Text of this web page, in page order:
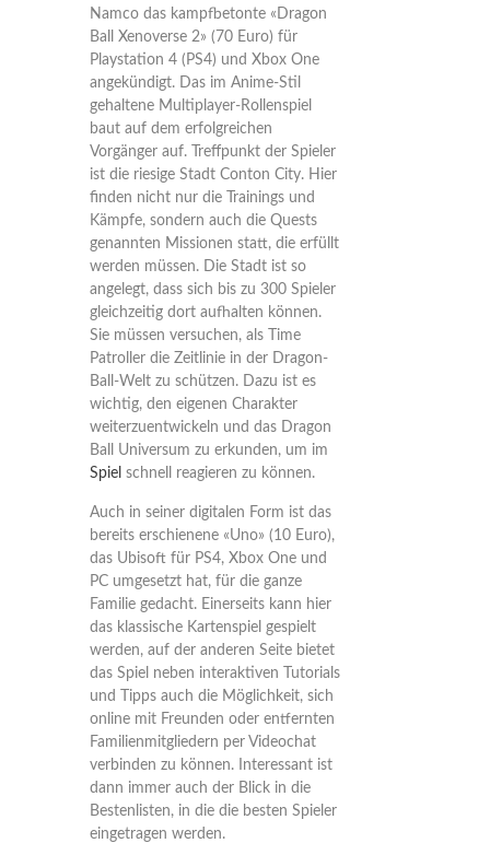
Namco das kampfbetonte «Dragon
Ball Xenoverse 2» (70 Euro) für
Playstation 4 (PS4) und Xbox One
angekündigt. Das im Anime-Stil
gehaltene Multiplayer-Rollenspiel
baut auf dem erfolgreichen
Vorgänger auf. Treffpunkt der Spieler
ist die riesige Stadt Conton City. Hier
finden nicht nur die Trainings und
Kämpfe, sondern auch die Quests
genannten Missionen statt, die erfüllt
werden müssen. Die Stadt ist so
angelegt, dass sich bis zu 300 Spieler
gleichzeitig dort aufhalten können.
Sie müssen versuchen, als Time
Patroller die Zeitlinie in der Dragon-
Ball-Welt zu schützen. Dazu ist es
wichtig, den eigenen Charakter
weiterzuentwickeln und das Dragon
Ball Universum zu erkunden, um im
Spiel schnell reagieren zu können.
Auch in seiner digitalen Form ist das
bereits erschienene «Uno» (10 Euro),
das Ubisoft für PS4, Xbox One und
PC umgesetzt hat, für die ganze
Familie gedacht. Einerseits kann hier
das klassische Kartenspiel gespielt
werden, auf der anderen Seite bietet
das Spiel neben interaktiven Tutorials
und Tipps auch die Möglichkeit, sich
online mit Freunden oder entfernten
Familienmitgliedern per Videochat
verbinden zu können. Interessant ist
dann immer auch der Blick in die
Bestenlisten, in die die besten Spieler
eingetragen werden.